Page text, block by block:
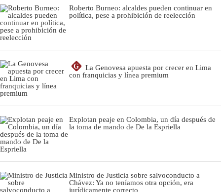
Roberto Burneo: alcaldes pueden continuar en
política, pese a prohibición de reelección
G
La Genovesa apuesta por crecer en Lima
con franquicias y línea premium
Explotan peaje en Colombia, un día después de
la toma de mando de De la Espriella
Ministro de Justicia sobre salvoconducto a
Chávez: Ya no teníamos otra opción, era
jurídicamente correcto